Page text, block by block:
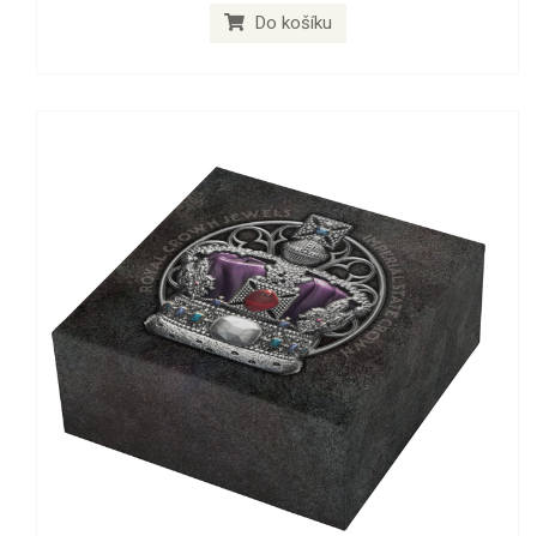
Do košíku